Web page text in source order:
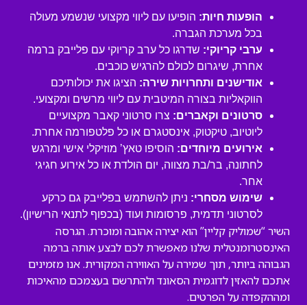
הופעות חיות: הופיעו עם ליווי מקצועי שנשמע מעולה
בכל מערכת הגברה.
ערבי קריוקי: שדרגו כל ערב קריוקי עם פלייבק ברמה
אחרת, שיגרום לכולם להרגיש כוכבים.
אודישנים ותחרויות שירה: הציגו את יכולותיכם
הווקאליות בצורה המיטבית עם ליווי מרשים ומקצועי.
סרטונים וקאברים: צרו סרטוני קאבר מקצועיים
ליוטיוב, טיקטוק, אינסטגרם או כל פלטפורמה אחרת.
אירועים מיוחדים: הוסיפו טאץ’ מוזיקלי אישי ומרגש
לחתונה, בר/בת מצווה, יום הולדת או כל אירוע חגיגי
אחר.
שימוש מסחרי: ניתן להשתמש בפלייבק גם כרקע
לסרטוני תדמית, פרסומות ועוד (בכפוף לתנאי הרישיון).
השיר “שמוליק קליין” הוא יצירה אהובה ומוכרת. הגרסה
האינסטרומנטלית שלנו מאפשרת לכם לבצע אותה ברמה
הגבוהה ביותר, תוך שמירה על האווירה המקורית. אנו מזמינים
אתכם להאזין לדוגמית הסאונד ולהתרשם בעצמכם מהאיכות
ומההקפדה על הפרטים.